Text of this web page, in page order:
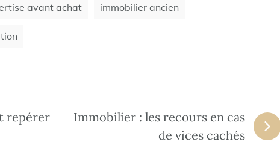
avant achat immobilier ancien
repérer
Immobilier : les recours en cas
de vices cachés